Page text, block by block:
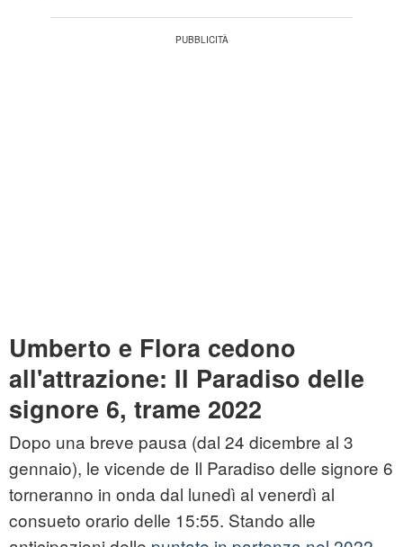
Umberto e Flora cedono
all'attrazione: Il Paradiso delle
signore 6, trame 2022
Dopo una breve pausa (dal 24 dicembre al 3
gennaio), le vicende de Il Paradiso delle signore 6
torneranno in onda dal lunedì al venerdì al
consueto orario delle 15:55. Stando alle